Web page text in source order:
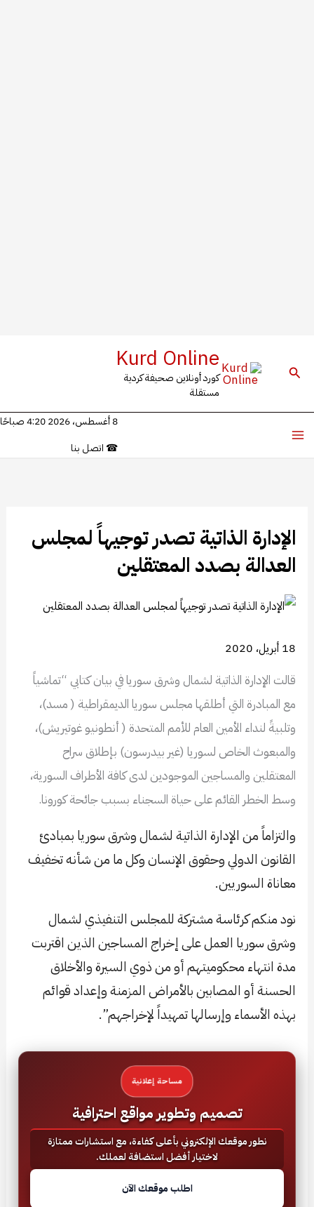
البحث Kurd Online
كورد أونلاين صحيفة كردية
مستقلة
8 أغسطس، 2026 4:20 صباحًا
☎ اتصل بنا
​​​​​​​الإدارة الذاتية تصدر توجيهاً لمجلس
العدالة بصدد المعتقلين
18 أبريل، 2020
قالت الإدارة الذاتية لشمال وشرق سوريا في بيان كتابي “تماشياً
مع المبادرة التي أطلقها مجلس سوريا الديمقراطية ( مسد)،
وتلبيةً لنداء الأمين العام للأمم المتحدة ( أنطونيو غوتيريش)،
والمبعوث الخاص لسوريا (غير بيدرسون) بإطلاق سراح
المعتقلين والمساجين الموجودين لدى كافة الأطراف السورية،
وسط الخطر القائم على حياة السجناء بسبب جائحة كورونا.
والتزاماً من الإدارة الذاتية لشمال وشرق سوريا بمبادئ
القانون الدولي وحقوق الإنسان وكل ما من شأنه تخفيف
معاناة السوريين.
نود منكم كرئاسة مشتركة للمجلس التنفيذي لشمال
وشرق سوريا العمل على إخراج المساجين الذين اقتربت
مدة انتهاء محكوميتهم أو من ذوي السيرة والأخلاق
الحسنة أو المصابين بالأمراض المزمنة وإعداد قوائم
بهذه الأسماء وإرسالها تمهيداً لإخراجهم”.
مساحة إعلانية
تصميم وتطوير مواقع احترافية
نطور موقعك الإلكتروني بأعلى كفاءة، مع استشارات ممتازة
لاختيار أفضل استضافة لعملك.
اطلب موقعك الآن